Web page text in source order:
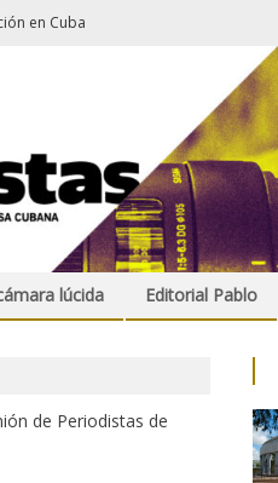
en Cuba
lúcida Editorial Pablo
de Periodistas de